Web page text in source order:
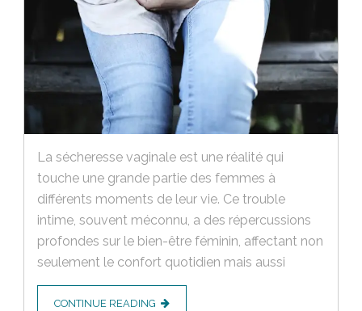
La sécheresse vaginale est une réalité qui
touche une grande partie des femmes à
différents moments de leur vie. Ce trouble
intime, souvent méconnu, a des répercussions
profondes sur le bien-être féminin, affectant non
seulement le confort quotidien mais aussi
CONTINUE READING